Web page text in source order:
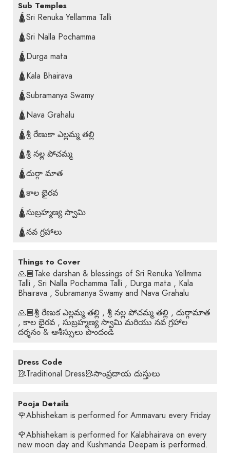
Sub Temples
🛕Sri Renuka Yellamma Talli
🛕Sri Nalla Pochamma
🛕Durga mata
🛕Kala Bhairava
🛕Subramanya Swamy
🛕Nava Grahalu
🛕శ్రీ రేణుకా ఎల్లమ్మ తల్లి
🛕శ్రీ నల్ల పోచమ్మ
🛕దుర్గా మాత
🛕కాల భైరవ
🛕సుబ్రహ్మణ్య స్వామి
🛕నవ గ్రహాలు
Things to Cover
🙏🏼Take darshan & blessings of Sri Renuka Yellmma
Talli , Sri Nalla Pochamma Talli , Durga mata , Kala
Bhairava , Subramanya Swamy and Nava Grahalu
🙏🏼శ్రీ రేణుక ఎల్లమ్మ తల్లి , శ్రీ నల్ల పోచమ్మ తల్లి , దుర్గామాత
, కాల భైరవ , సుబ్రహ్మణ్య స్వామి మరియు నవ గ్రహాల
దర్శనం & ఆశీస్సులు పొందండి
Dress Code
🥻Traditional Dress🥻సాంప్రదాయ దుస్తులు
Pooja Details
🌹Abhishekam is performed for Ammavaru every Friday
🌹Abhishekam is performed for Kalabhairava on every
new moon day and Kushmanda Deepam is performed.